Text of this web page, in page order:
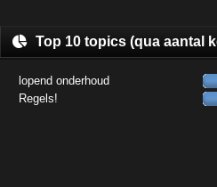
Top 10 topics (qua aantal
lopend onderhoud
Regels!